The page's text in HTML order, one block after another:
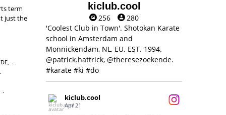
term
just the
,
kiclub.cool
256
280
'Coolest Club in Town'. Shotokan Karate
school in Amsterdam and
Monnickendam, NL, EU. EST. 1994.
@patrick.hattrick, @theresezoekende.
#karate #ki #do
kiclub.cool
Apr 21